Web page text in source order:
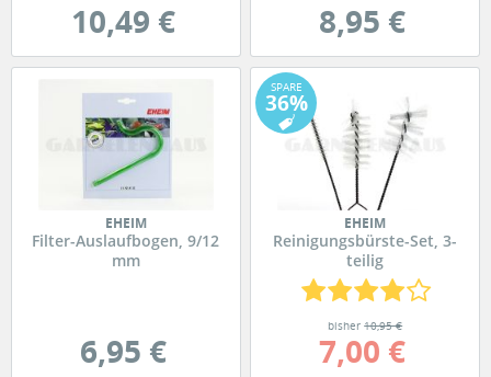
10,49 € 8,95 €
EHEIM
Filter-Auslaufbogen, 9/12
mm
6,95 €
SPARE
36%
EHEIM
Reinigungsbürste-Set, 3-
teilig
bisher10,95 €
7,00 €